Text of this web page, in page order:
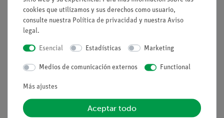
Contacto
Condiciones comerciales generales
Pie de imprenta
Servicio
Resumen del servicio
Descargas
cookies que utilizamos y sus derechos como usuario,
consulte nuestra Política de privacidad y nuestra Aviso
legal.
Esencial Estadísticas Marketing
Medios de comunicación externos Functional
Más ajustes
Aceptar todo